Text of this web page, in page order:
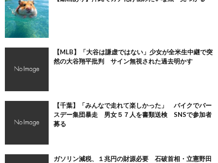
【MLB】「大谷は謙虚ではない」少女が全米生中継で突
然の大谷翔平批判 サイン無視された過去明かす
【千葉】「みんなで走れて楽しかった」 バイクでバー
スデー集団暴走 男女５７人を書類送検 SNSで参加者
募る
ガソリン減税、１兆円の財源必要 石破首相・立憲野田